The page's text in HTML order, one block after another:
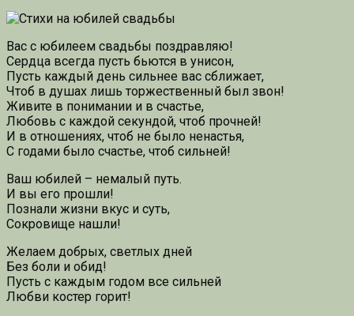
Вас с юбилеем свадьбы поздравляю!
Сердца всегда пусть бьются в унисон,
Пусть каждый день сильнее вас сближает,
Чтоб в душах лишь торжественный был звон!
Живите в понимании и в счастье,
Любовь с каждой секундой, чтоб прочней!
И в отношениях, чтоб не было ненастья,
С годами было счастье, чтоб сильней!
Ваш юбилей – немалый путь.
И вы его прошли!
Познали жизни вкус и суть,
Сокровище нашли!
Желаем добрых, светлых дней
Без боли и обид!
Пусть с каждым годом все сильней
Любви костер горит!